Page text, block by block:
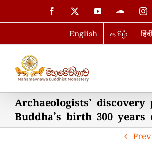
to
Facebook YouTube
English தமிழ் हिंदी
Archaeologists’ discovery
Buddha’s birth 300 years